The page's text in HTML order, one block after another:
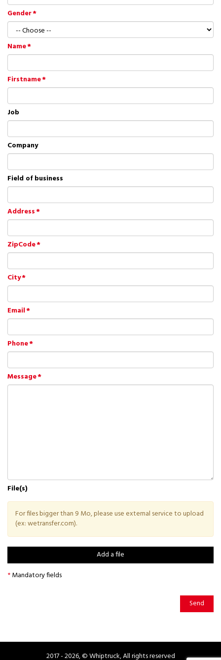
Gender
Name
Firstname
Job
Company
Field of business
Address
ZipCode
City
Email
Phone
Message
File(s)
For files bigger than 9 Mo, please use external service to upload
(ex: wetransfer.com).
Add a file
*Mandatory fields
Send
2017 - 2026, © Whiptruck, All rights reserved